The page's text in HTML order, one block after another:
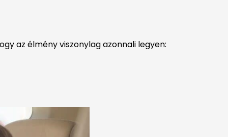
az élmény viszonylag azonnali legyen: